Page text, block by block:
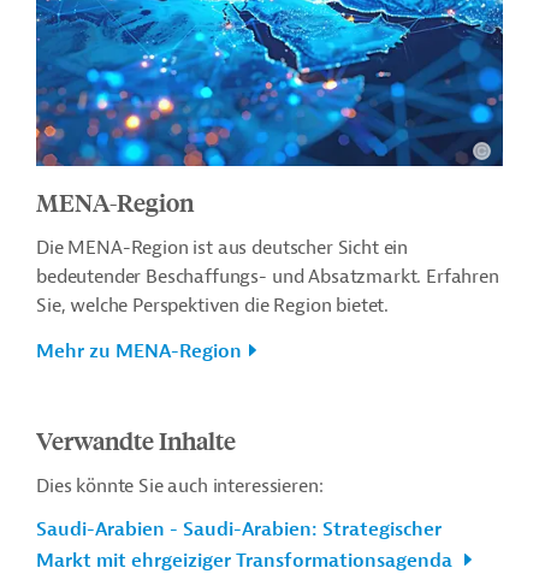
MENA-Region
Die MENA-Region ist aus deutscher Sicht ein
bedeutender Beschaffungs- und Absatzmarkt. Erfahren
Sie, welche Perspektiven die Region bietet.
Mehr zu MENA-Region
Verwandte Inhalte
Dies könnte Sie auch interessieren:
Saudi-Arabien - Saudi-Arabien: Strategischer
Markt mit ehrgeiziger Transformationsagenda